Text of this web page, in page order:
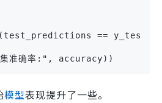
== y_test)
准确率:", accuracy))
模型表现提升了一些。